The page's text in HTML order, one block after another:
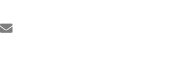
E-mail